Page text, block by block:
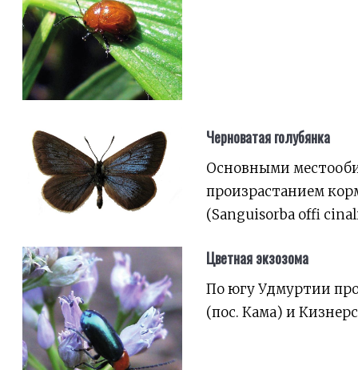
Черноватая голубянка
Основными
произрастанием
(Sanguisorba offi
Цветная экзозома
По югу Удмуртии
(пос. Кама) и